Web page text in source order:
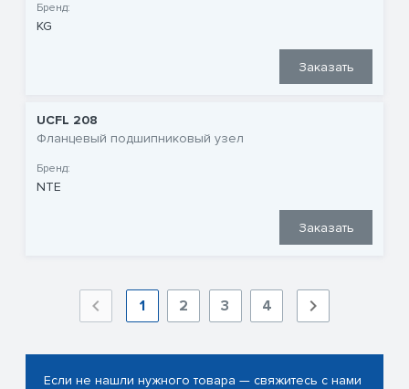
Бренд:
KG
Заказать
UCFL 208
Фланцевый подшипниковый узел
Бренд:
NTE
Заказать
1 2 3 4
Если не нашли нужного товара — свяжитесь с нами